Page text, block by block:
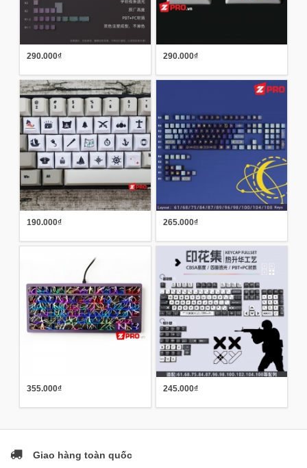
290.000₫ 290.000₫
190.000₫ 265.000₫
355.000₫ 245.000₫
Giao hàng toàn quốc